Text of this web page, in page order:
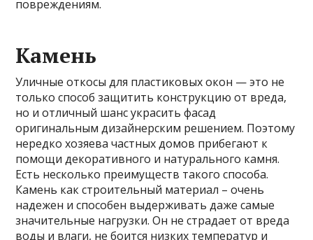
повреждениям.
Камень
Уличные откосы для пластиковых окон — это не
только способ защитить конструкцию от вреда,
но и отличный шанс украсить фасад
оригинальным дизайнерским решением. Поэтому
нередко хозяева частных домов прибегают к
помощи декоративного и натурального камня.
Есть несколько преимуществ такого способа.
Камень как строительный материал – очень
надежен и способен выдерживать даже самые
значительные нагрузки. Он не страдает от вреда
воды и влаги, не боится низких температур и